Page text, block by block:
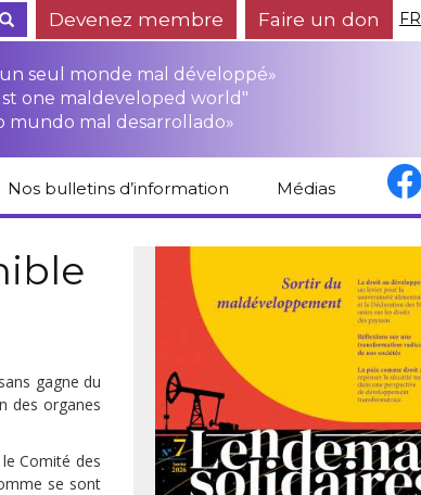
Devenez membre Faire un don FR
seul monde mal développé»
one maldeveloped world"
mundo mal desarrollado»
Nos bulletins d’information Médias
Revue de presse
gagne du
des organes
Comité des
se sont